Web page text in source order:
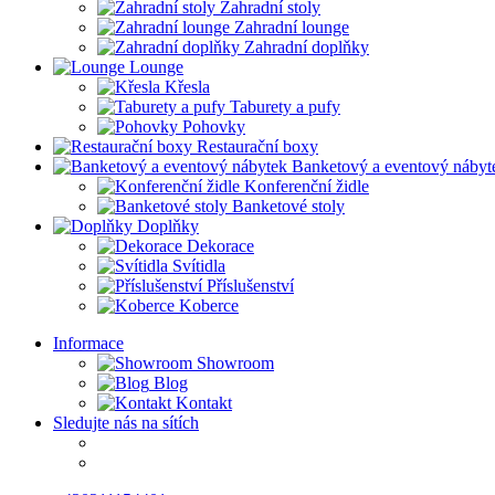
Zahradní stoly
Zahradní lounge
Zahradní doplňky
Lounge
Křesla
Taburety a pufy
Pohovky
Restaurační boxy
Banketový a eventový
Konferenční židle
Banketové stoly
Doplňky
Dekorace
Svítidla
Příslušenství
Koberce
Informace
Showroom
Blog
Kontakt
Sledujte nás na sítích